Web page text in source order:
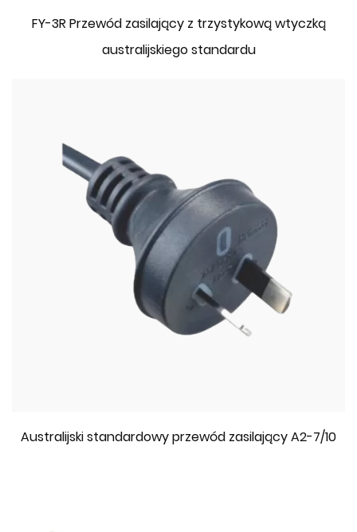
FY-3R Przewód zasilający z trzystykową wtyczką
australijskiego standardu
Australijski standardowy przewód zasilający A2-7/10